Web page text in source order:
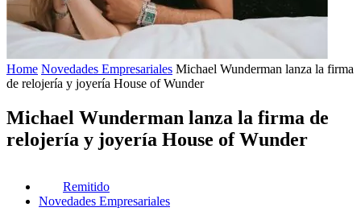
Home Novedades Empresariales Michael Wunderman lanza la firma
de relojería y joyería House of Wunder
Michael Wunderman lanza la firma de
relojería y joyería House of Wunder
Remitido
Novedades Empresariales